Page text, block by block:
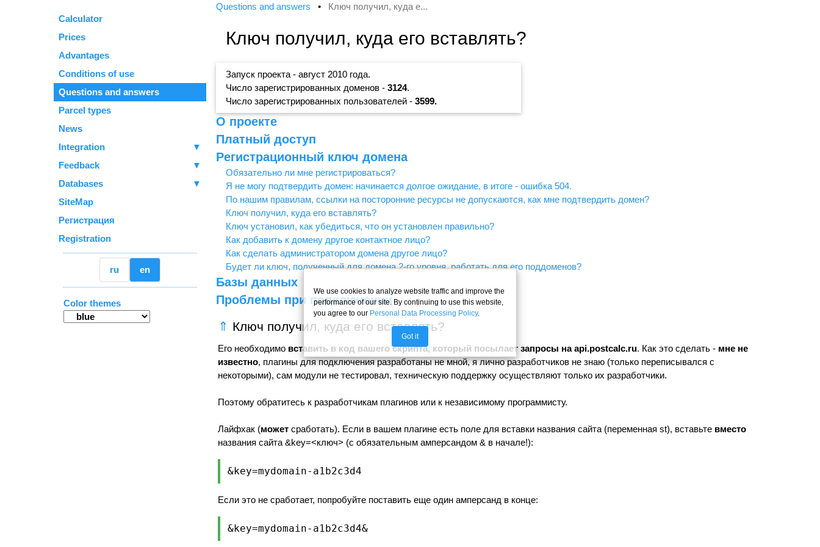
Calculator
Prices
Advantages
Conditions of use
Questions and answers
Parcel types
News
Integration
▼
Feedback
▼
Databases
▼
SiteMap
Регистрация
Registration
ru en
Color themes
Questions and answers • Ключ получил, куда е...
Ключ получил, куда его вставлять?
Запуск проекта - август 2010 года.
Число зарегистрированных доменов - 3124.
Число зарегистрированных пользователей - 3599.
О проекте
Платный доступ
Регистрационный ключ домена
Обязательно ли мне регистрироваться?
Я не могу подтвердить домен: начинается долгое ожидание, в итоге - ошибка 504.
По нашим правилам, ссылки на посторонние ресурсы не допускаются, как мне подтвердить домен?
Ключ получил, куда его вставлять?
Ключ установил, как убедиться, что он установлен правильно?
Как добавить к домену другое контактное лицо?
Как сделать администратором домена другое лицо?
Будет ли ключ, полученный для домена 2-го уровня, работать для его поддоменов?
Базы данных
Проблемы при подключении
⇑ Ключ получил, куда его вставлять?
Его необходимо вставить в код вашего скрипта, который посылает запросы на api.postcalc.ru. Как это сделать - мне не
известно, плагины для подключения разработаны не мной, я лично разработчиков не знаю (только переписывался с
некоторыми), сам модули не тестировал, техническую поддержку осуществляют только их разработчики.
Поэтому обратитесь к разработчикам плагинов или к независимому программисту.
Лайфхак (может сработать). Если в вашем плагине есть поле для вставки названия сайта (переменная st), вставьте вместо
названия сайта &key=<ключ> (с обязательным амперсандом & в начале!):
&key=mydomain-a1b2c3d4
Если это не сработает, попробуйте поставить еще один амперсанд в конце:
&key=mydomain-a1b2c3d4&
We use cookies to analyze website traffic and improve the
performance of our site. By continuing to use this website,
you agree to our Personal Data Processing Policy.
Got it